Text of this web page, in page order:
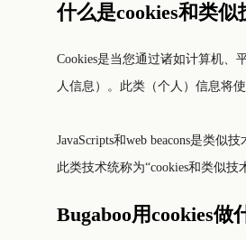
什么是cookies和类似
Cookies是当您通过诸如计算机
人信息）。此类（个人）信息将
JavaScripts和web beacons是类似技术的示例，它们与cookies结合，使系统能够收集信息（JavaScripts），将该信息储存在小而简单的文本文件（cookies）中，并在此后传输它们（web beacons）。所有
此类技术统称为“cookies和类似技
Bugaboo用cookies做